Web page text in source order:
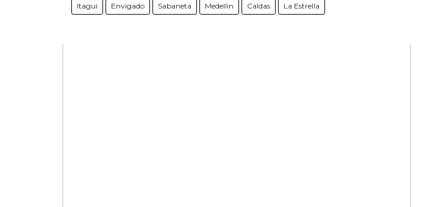
Itagui Envigado Sabaneta Medellin Caldas La Estrella